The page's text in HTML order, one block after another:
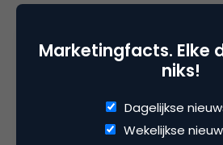
Gerelateerde artikelen
Wat Gen Z
GenAI in
Marketingfacts. Elke
niks!
Dagelijkse
Wekelijkse